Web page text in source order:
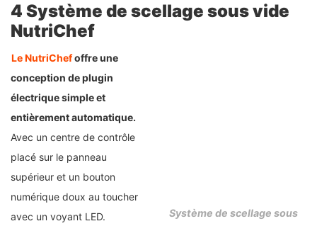
4 Système de scellage sous vide
NutriChef
Système de scellage sous
Le NutriChefoffre une
conception de plugin
électrique simple et
entièrement automatique.
Avec un centre de contrôle
placé sur le panneau
supérieur et un bouton
numérique doux au toucher
avec un voyant LED.